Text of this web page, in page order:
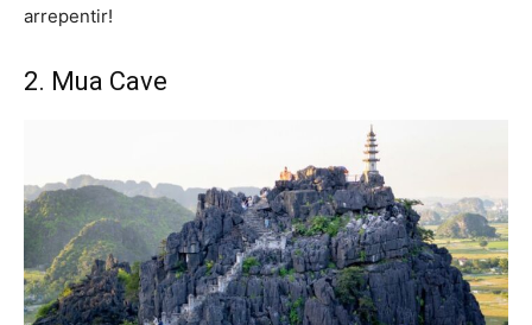
arrepentir!
2. Mua Cave